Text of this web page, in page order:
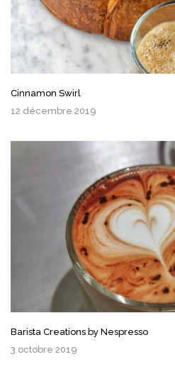
Cinnamon Swirl
12 décembre 2019
Barista Creations by Nespresso
3 octobre 2019